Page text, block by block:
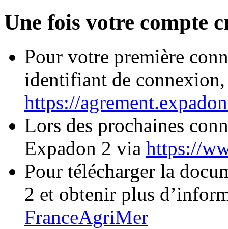
Une fois votre compte
Pour votre première
identifiant de
https://
Lors des prochaines
Expadon 2 via https://
Pour télécharger la
2 et obtenir plus
FranceAgriMer